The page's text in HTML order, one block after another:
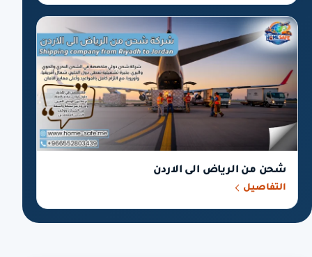
شحن من الرياض الى الاردن
التفاصيل